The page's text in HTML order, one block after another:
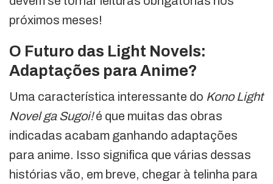
próximos meses!
O Futuro das Light Novels:
Adaptações para Anime?
Uma característica interessante do Kono Light
Novel ga Sugoi!é que muitas das obras
indicadas acabam ganhando adaptações
para anime. Isso significa que várias dessas
histórias vão, em breve, chegar à telinha para